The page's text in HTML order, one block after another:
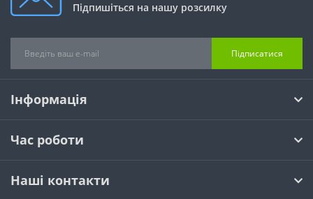
Підпишіться на нашу розсилку
Підписатися
Інформація
Час роботи
Наші контакти